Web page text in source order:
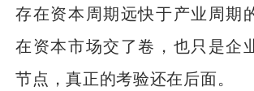
存在资本周期远快于产业周期
在资本市场交了卷，也只是企
节点，真正的考验还在后面。